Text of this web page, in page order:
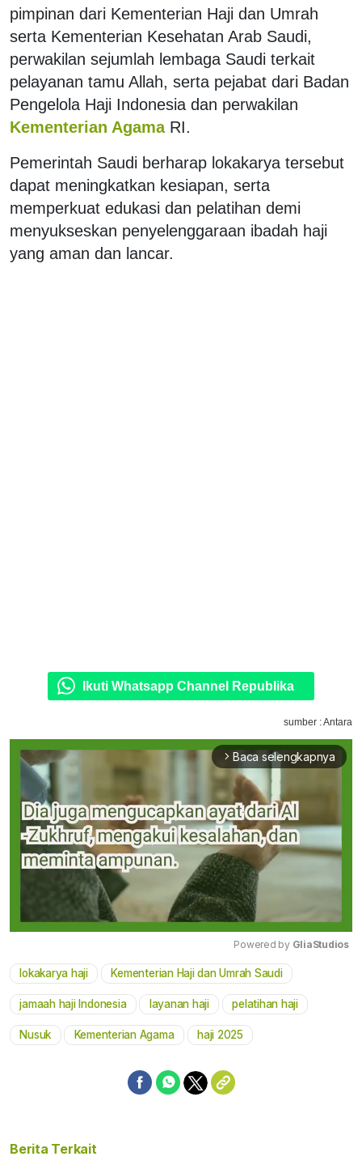
pimpinan dari Kementerian Haji dan Umrah
serta Kementerian Kesehatan Arab Saudi,
perwakilan sejumlah lembaga Saudi terkait
pelayanan tamu Allah, serta pejabat dari Badan
Pengelola Haji Indonesia dan perwakilan
Kementerian Agama RI.
Pemerintah Saudi berharap lokakarya tersebut
dapat meningkatkan kesiapan, serta
memperkuat edukasi dan pelatihan demi
menyukseskan penyelenggaraan ibadah haji
yang aman dan lancar.
Ikuti Whatsapp Channel Republika
sumber : Antara
arrow_forward_ios Baca selengkapnya
Powered by GliaStudios
lokakarya haji Kementerian Haji dan Umrah Saudi
jamaah haji Indonesia layanan haji pelatihan haji
Nusuk Kementerian Agama haji 2025
Berita Terkait